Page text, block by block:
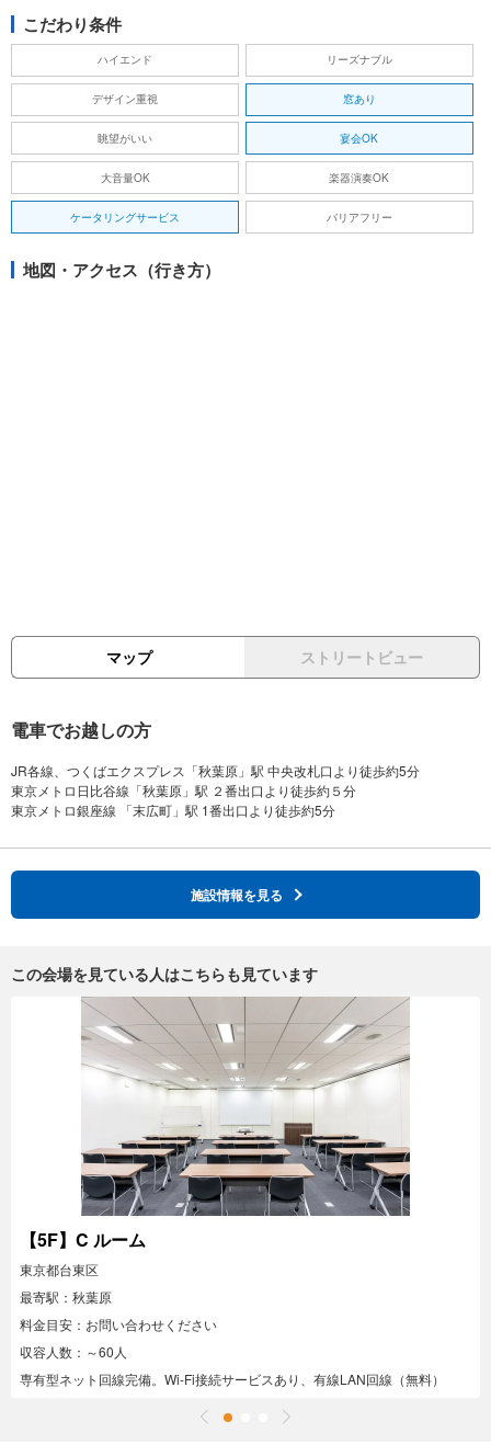
こだわり条件
ハイエンド リーズナブル
デザイン重視 窓あり
眺望がいい 宴会OK
大音量OK 楽器演奏OK
ケータリングサービス バリアフリー
地図・アクセス（行き方）
マップ ストリートビュー
電車でお越しの方
JR各線、つくばエクスプレス「秋葉原」駅 中央改札口より徒歩約5分
東京メトロ日比谷線「秋葉原」駅 ２番出口より徒歩約５分
施設情報を見る
この会場を見ている人はこちらも見ています
【5F】C ルーム
東京都台東区
最寄駅：秋葉原
料金目安：お問い合わせください
収容人数：～60人
専有型ネット回線完備。Wi-Fi接続サービスあり、有線LAN回線（無料）